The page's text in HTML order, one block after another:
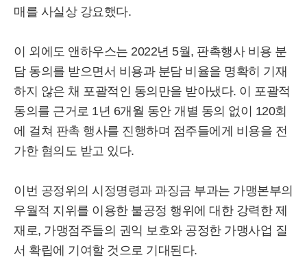
매를 사실상 강요했다.
이 외에도 앤하우스는 2022년 5월, 판촉행사 비용 분
담 동의를 받으면서 비용과 분담 비율을 명확히 기재
하지 않은 채 포괄적인 동의만을 받아냈다. 이 포괄적
동의를 근거로 1년 6개월 동안 개별 동의 없이 120회
에 걸쳐 판촉 행사를 진행하며 점주들에게 비용을 전
가한 혐의도 받고 있다.
이번 공정위의 시정명령과 과징금 부과는 가맹본부의
우월적 지위를 이용한 불공정 행위에 대한 강력한 제
재로, 가맹점주들의 권익 보호와 공정한 가맹사업 질
서 확립에 기여할 것으로 기대된다.